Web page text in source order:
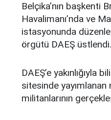
Belçika’nın başkenti
Havalimanı’nda ve
istasyonunda
örgütü DAEŞ üstlendi.
DAEŞ’e yakınlığıyla
sitesinde yayımlanan
militanlarının